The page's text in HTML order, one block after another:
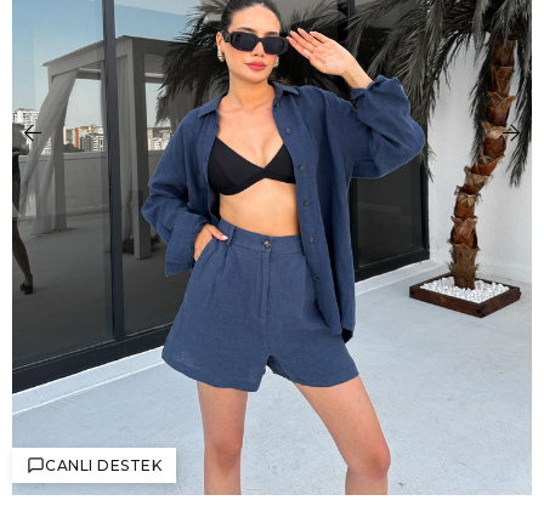
CANLI DESTEK